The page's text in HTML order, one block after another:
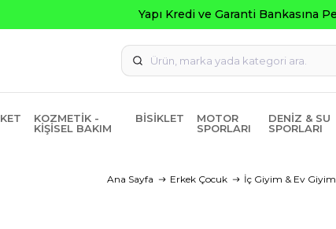
KOZMETIK -
KIŞISEL BAKIM
BISIKLET
MOTOR
SPORLARI
DENIZ & SU
SPORLARI
Ana Sayfa Erkek Çocuk İç Giyim & Ev Giyim